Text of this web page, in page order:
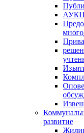
развитие